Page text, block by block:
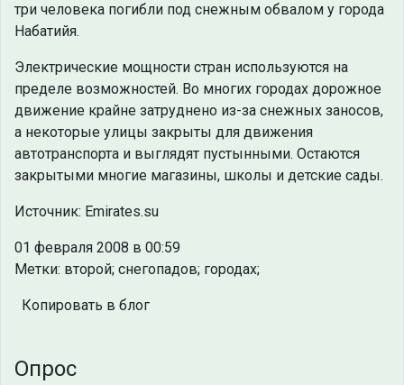
три человека погибли под снежным обвалом у города
Набатийя.
Электрические мощности стран используются на
пределе возможностей. Во многих городах дорожное
движение крайне затруднено из-за снежных заносов,
а некоторые улицы закрыты для движения
автотранспорта и выглядят пустынными. Остаются
закрытыми многие магазины, школы и детские сады.
Источник: Emirates.su
01 февраля 2008 в 00:59
Метки: второй; снегопадов; городах;
Копировать в блог
Опрос